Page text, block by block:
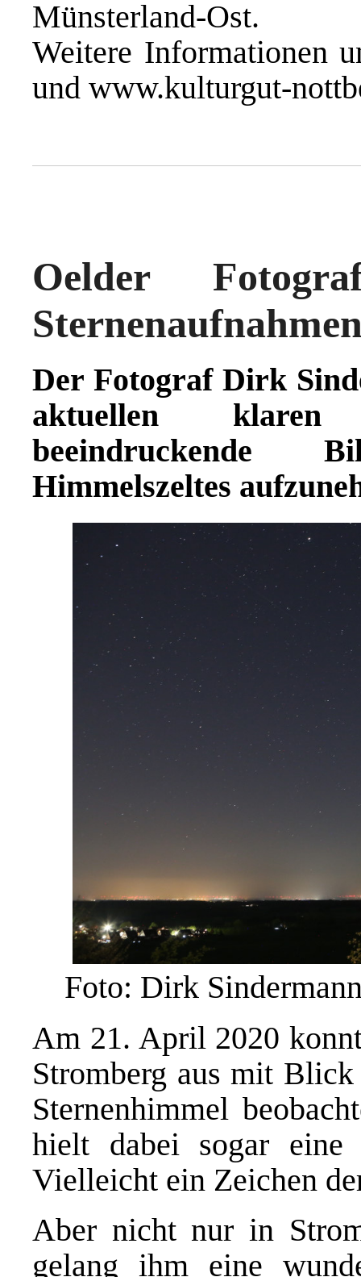
Münsterland-Ost.
Weitere Informationen
und www.kulturgut-
Oelder
Der Fotograf Dirk
aktuellen klaren
beeindruckende
Himmelszeltes
Foto: Dirk
Am 21. April 2020
Stromberg aus mit
Sternenhimmel
hielt dabei sogar eine
Vielleicht ein Zeichen
Aber nicht nur in
gelang ihm eine